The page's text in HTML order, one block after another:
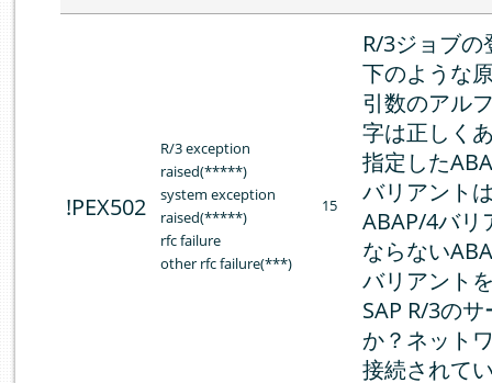
!PEX502
R/3 exception
raised(*****)
system exception
raised(*****)
rfc failure
other rfc failure(***)
15
R/3ジョブ
下のような
引数のアル
字は正しく
指定した
バリアント
ABAP/4バリ
ならない
バリアント
SAP R/3の
か？ネット
接続されて